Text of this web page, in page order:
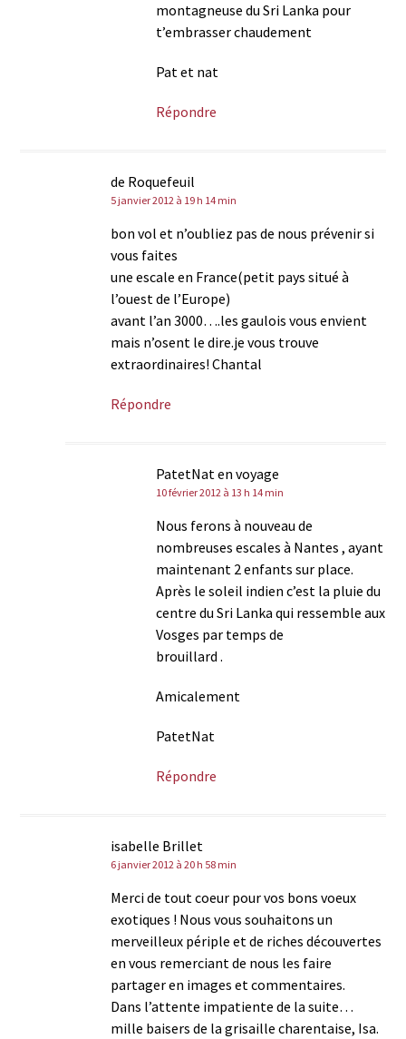
montagneuse du Sri Lanka pour
t’embrasser chaudement
Pat et nat
Répondre
de Roquefeuil
5 janvier 2012 à 19 h 14 min
bon vol et n’oubliez pas de nous prévenir si
vous faites
une escale en France(petit pays situé à
l’ouest de l’Europe)
avant l’an 3000….les gaulois vous envient
mais n’osent le dire.je vous trouve
extraordinaires! Chantal
Répondre
PatetNat en voyage
10 février 2012 à 13 h 14 min
Nous ferons à nouveau de
nombreuses escales à Nantes , ayant
maintenant 2 enfants sur place.
Après le soleil indien c’est la pluie du
centre du Sri Lanka qui ressemble aux
Vosges par temps de
brouillard .
Amicalement
PatetNat
Répondre
isabelle Brillet
6 janvier 2012 à 20 h 58 min
Merci de tout coeur pour vos bons voeux
exotiques ! Nous vous souhaitons un
merveilleux périple et de riches découvertes
en vous remerciant de nous les faire
partager en images et commentaires.
Dans l’attente impatiente de la suite…
mille baisers de la grisaille charentaise, Isa.